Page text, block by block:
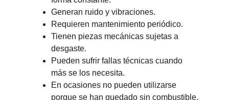
Generan ruido y vibraciones.
Requieren mantenimiento periódico.
Tienen piezas mecánicas sujetas a
desgaste.
Pueden sufrir fallas técnicas cuando
más se los necesita.
En ocasiones no pueden utilizarse
porque se han quedado sin combustible.